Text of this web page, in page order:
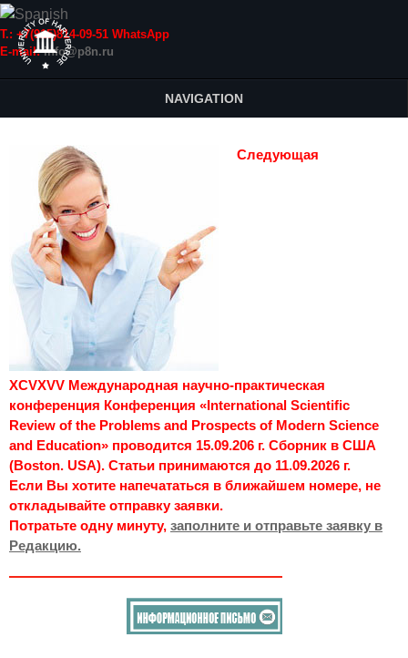
Т.: +7(915)814-09-51 WhatsApp
E-mail:info@p8n.ru
NAVIGATION
Следующая
XCVXVV Международная научно-практическая
конференция Конференция «International Scientific
Review of the Problems and Prospects of Modern Science
and Education» проводится 15.09.206 г. Сборник в США
(Boston. USA). Статьи принимаются до 11.09.2026 г.
Если Вы хотите напечататься в ближайшем номере, не
откладывайте отправку заявки.
Потратьте одну минуту, заполните и отправьте заявку в
Редакцию.